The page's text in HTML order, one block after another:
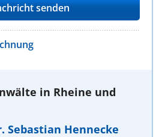
in Rheine und
Sebastian Hennecke